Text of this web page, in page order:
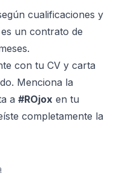
cualificaciones y
un contrato de
con tu CV y carta
Menciona la
a #ROjox en tu
completamente la